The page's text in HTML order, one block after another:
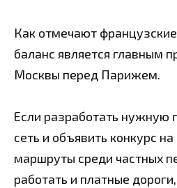
Как отмечают
баланс является главным
Москвы перед Парижем.
Если разработать нужную
сеть и объявить конкурс
маршруты среди частных
работать и платные